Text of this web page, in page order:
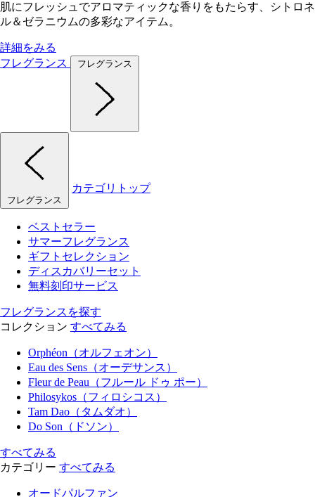
肌にフレッシュでアロマティックな香りをもたらす、シトロネ
ル＆ゼラニウムの多彩なアイテム。
詳細をみる
フレグランス
フレグランス
フレグランス
カテゴリトップ
ベストセラー
サマーフレグランス
ギフトセレクション
ディスカバリーセット
無料刻印サービス
フレグランスを探す
コレクション すべてみる
Orphéon（オルフェオン）
Eau des Sens（オーデサンス）
Fleur de Peau（フルール ドゥ ポー）
Philosykos（フィロシコス）
Tam Dao（タムダオ）
Do Son（ドソン）
すべてみる
カテゴリー すべてみる
オードパルファン